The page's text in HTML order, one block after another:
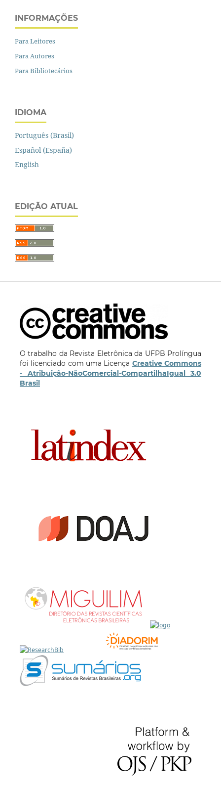
INFORMAÇÕES
Para Leitores
Para Autores
Para Bibliotecários
IDIOMA
Português (Brasil)
Español (España)
English
EDIÇÃO ATUAL
O trabalho da Revista Eletrônica da UFPB Prolíngua
foi licenciado com uma Licença Creative Commons
- Atribuição-NãoComercial-CompartilhaIgual 3.0
Brasil